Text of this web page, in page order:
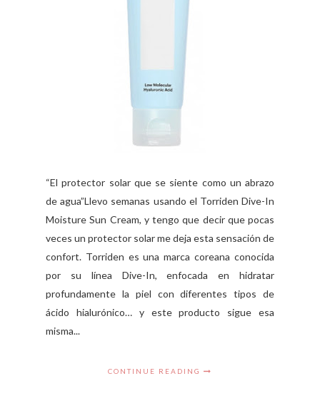
“El protector solar que se siente como un abrazo
de agua”Llevo semanas usando el Torriden Dive-In
Moisture Sun Cream, y tengo que decir que pocas
veces un protector solar me deja esta sensación de
confort. Torriden es una marca coreana conocida
por su línea Dive-In, enfocada en hidratar
profundamente la piel con diferentes tipos de
ácido hialurónico… y este producto sigue esa
misma...
CONTINUE READING